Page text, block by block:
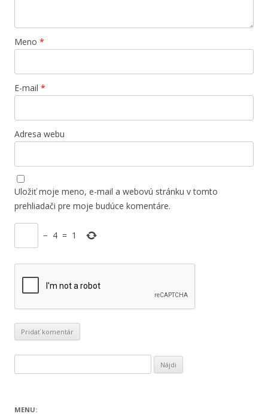
Meno *
E-mail *
Adresa webu
Uložiť moje meno, e-mail a webovú stránku v tomto
prehliadači pre moje budúce komentáre.
− 4 = 1
MENU: